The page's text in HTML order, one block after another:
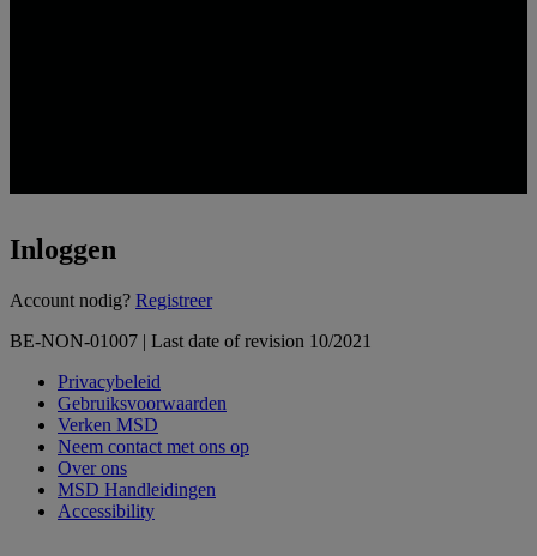
Inloggen
Loading...
Account nodig? Registreer
BE-NON-01007 | Last date of revision 10/2021
Privacybeleid
Gebruiksvoorwaarden
Verken MSD
Neem contact met ons op
Over ons
MSD Handleidingen
Accessibility